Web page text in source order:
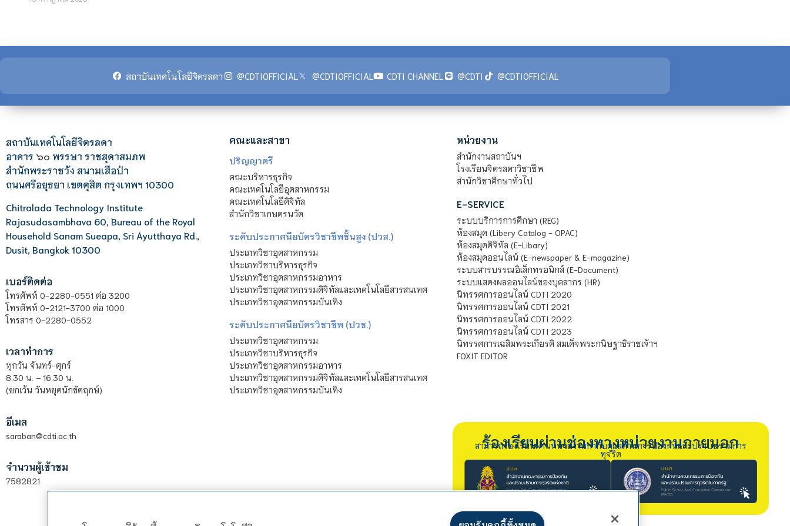
สถาบันเทคโนโลยีจิตรลดา @CDTIOFFICIAL @CDTIOFFICIAL CDTI CHANNEL @CDTI @CDTIOFFICIAL
สถาบันเทคโนโลยีจิตรลดา
อาคาร ๖๐ พรรษา ราชสุดาสมภพ
สำนักพระราชวัง สนามเสือป่า
ถนนศรีอยุธยา เขตดุสิต กรุงเทพฯ 10300
Chitralada Technology Institute
Rajasudasambhava 60, Bureau of the Royal
Household Sanam Sueapa, Sri Ayutthaya Rd.,
Dusit, Bangkok 10300
เบอร์ติดต่อ
โทรศัพท์ 0-2280-0551 ต่อ 3200
โทรศัพท์ 0-2121-3700 ต่อ 1000
โทรสาร 0-2280-0552
เวลาทำการ
ทุกวัน จันทร์-ศุกร์
8.30 น. – 16.30 น.
(ยกเว้น วันหยุดนักขัตฤกษ์)
อีเมล
saraban@cdti.ac.th
จำนวนผู้เข้าชม
7582821
คณะและสาขา
ปริญญาตรี
คณะบริหารธุรกิจ
คณะเทคโนโลยีอุตสาหกรรม
คณะเทคโนโลยีดิจิทัล
สำนักวิชาเกษตรนวัต
ระดับประกาศนียบัตรวิชาชีพชั้นสูง (ปวส.)
ประเภทวิชาอุตสาหกรรม
ประเภทวิชาบริหารธุรกิจ
ประเภทวิชาอุตสาหกรรมอาหาร
ประเภทวิชาอุตสาหกรรมดิจิทัลและเทคโนโลยีสารสนเทศ
ประเภทวิชาอุตสาหกรรมบันเทิง
ระดับประกาศนียบัตรวิชาชีพ (ปวช.)
ประเภทวิชาอุตสาหกรรม
ประเภทวิชาบริหารธุรกิจ
ประเภทวิชาอุตสาหกรรมอาหาร
ประเภทวิชาอุตสาหกรรมดิจิทัลและเทคโนโลยีสารสนเทศ
ประเภทวิชาอุตสาหกรรมบันเทิง
หน่วยงาน
สำนักงานสถาบันฯ
โรงเรียนจิตรลดาวิชาชีพ
สำนักวิชาศึกษาทั่วไป
E-SERVICE
ระบบบริการการศึกษา (REG)
ห้องสมุด (Libery Catalog - OPAC)
ห้องสมุดดิจิทัล (E-Libary)
ห้องสมุดออนไลน์ (E-newspaper & E-magazine)
ระบบสารบรรณอิเล็กทรอนิกส์ (E-Document)
ระบบแสดงผลออนไลน์ของบุคลากร (HR)
นิทรรศการออนไลน์ CDTI 2020
นิทรรศการออนไลน์ CDTI 2021
นิทรรศการออนไลน์ CDTI 2022
นิทรรศการออนไลน์ CDTI 2023
นิทรรศการเฉลิมพระเกียรติ สมเด็จพระกนิษฐาธิราชเจ้าฯ
FOXIT EDITOR
ร้องเรียนผ่านช่องทางหน่วยงานภายนอก
สามารถร้องเรียนผ่านหน่วยงานกำกับดูแลด้านการป้องกันและปราบปรามการ
ทุจริต